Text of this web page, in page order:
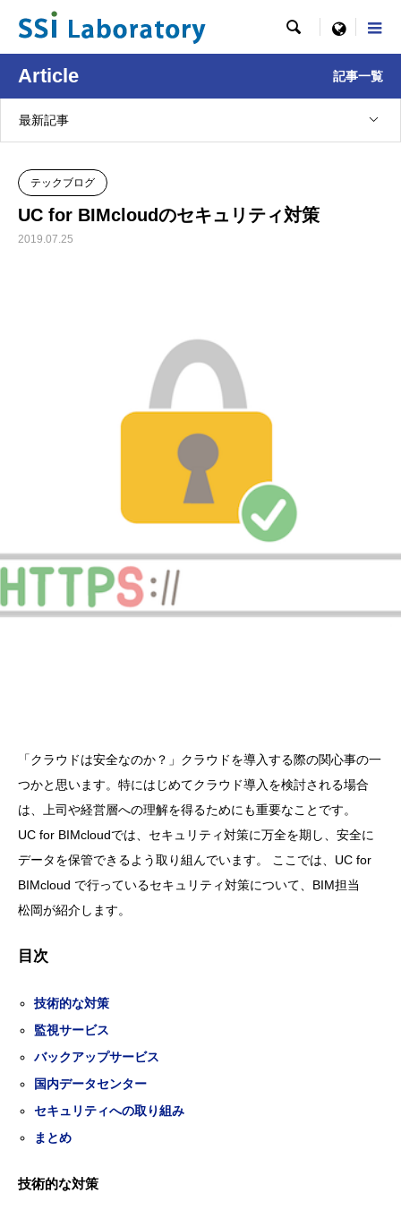
 menu
Article 記事一覧
最新記事
テックブログ
UC for BIMcloudのセキュリティ対策
2019.07.25
「クラウドは安全なのか？」クラウドを導入する際の関心事の一
つかと思います。特にはじめてクラウド導入を検討される場合
は、上司や経営層への理解を得るためにも重要なことです。
UC for BIMcloudでは、セキュリティ対策に万全を期し、安全に
データを保管できるよう取り組んでいます。 ここでは、UC for
BIMcloud で行っているセキュリティ対策について、BIM担当
松岡が紹介します。
目次
技術的な対策
監視サービス
バックアップサービス
国内データセンター
セキュリティへの取り組み
まとめ
技術的な対策